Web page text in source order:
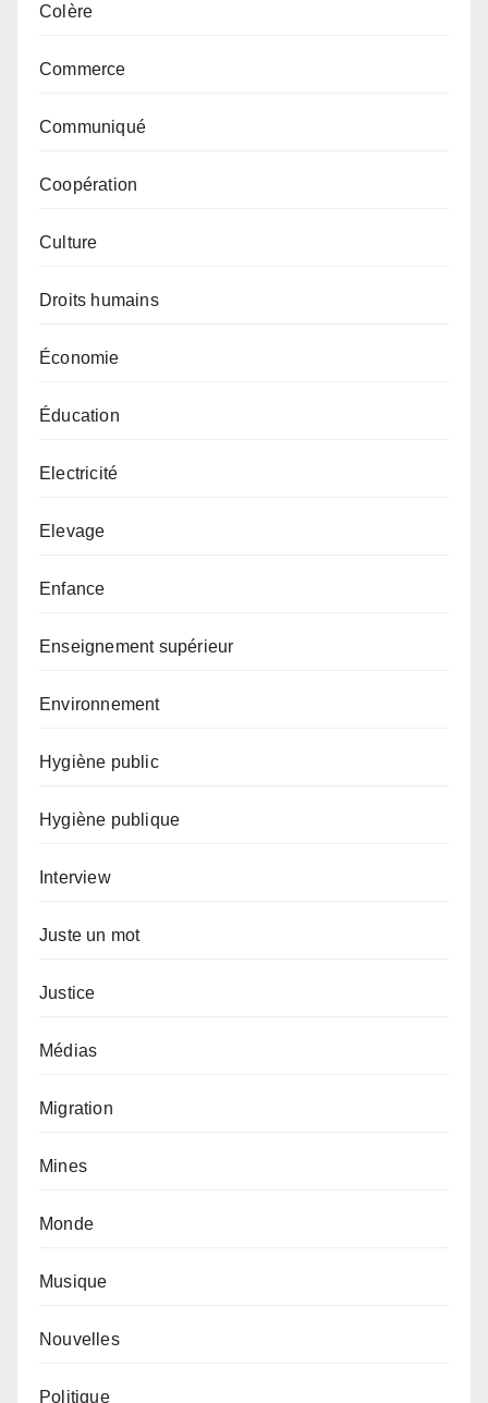
Colère
Commerce
Communiqué
Coopération
Culture
Droits humains
Économie
Éducation
Electricité
Elevage
Enfance
Enseignement supérieur
Environnement
Hygiène public
Hygiène publique
Interview
Juste un mot
Justice
Médias
Migration
Mines
Monde
Musique
Nouvelles
Politique